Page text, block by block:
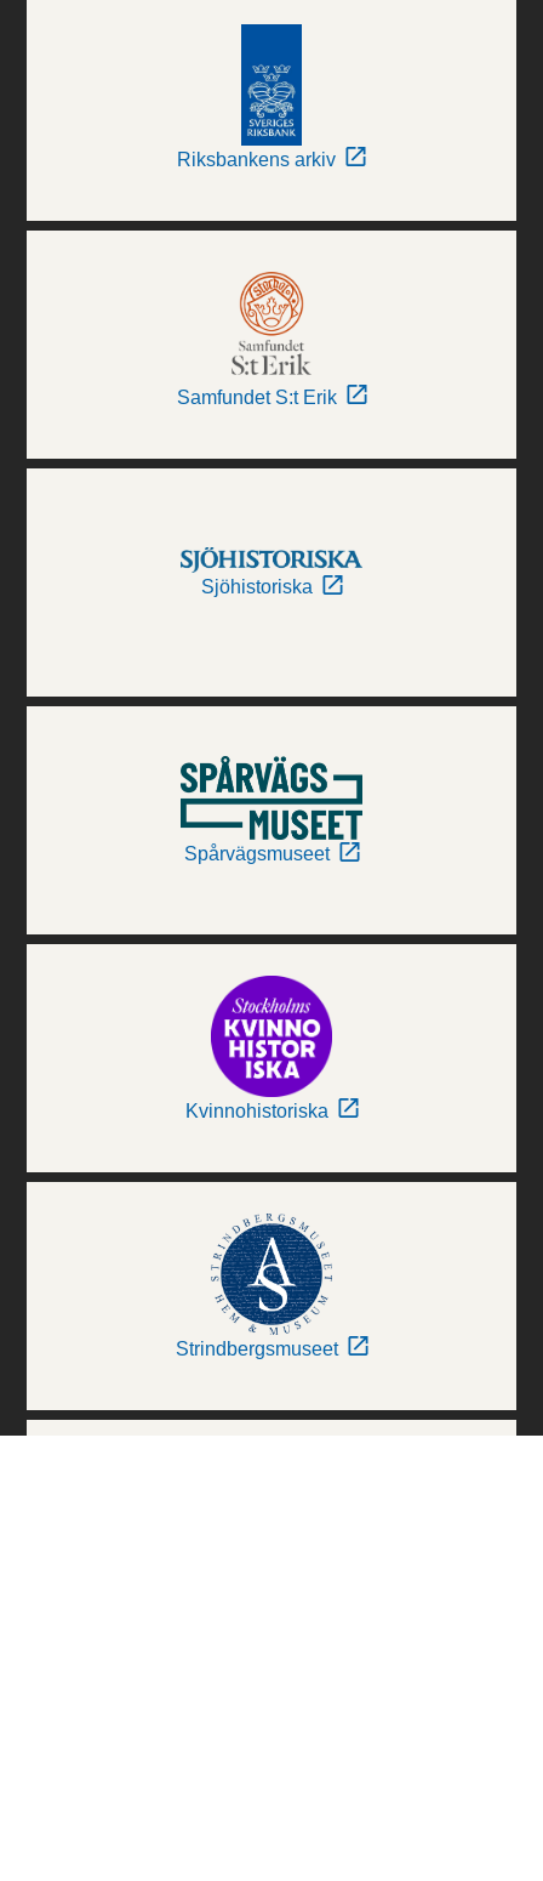
Riksbankens arkiv
Samfundet S:t Erik
Sjöhistoriska
Spårvägsmuseet
Kvinnohistoriska
Strindbergsmuseet